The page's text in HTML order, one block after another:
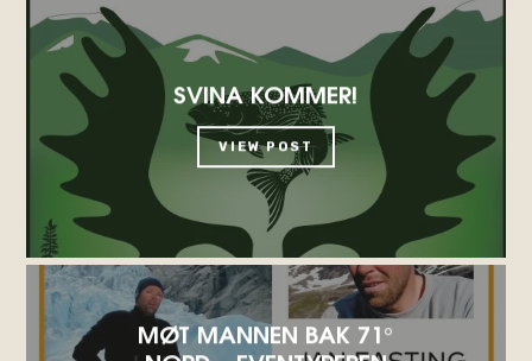
SVINA KOMMER!
VIEW POST
MØT MANNEN BAK 71°